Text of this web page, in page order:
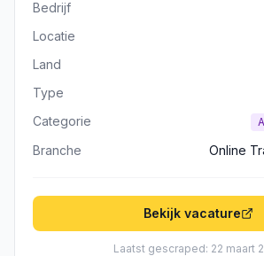
Bedrijf
Locatie
Land
Type
Categorie
Branche Online
Bekijk vacature
Laatst gescraped: 22 maart